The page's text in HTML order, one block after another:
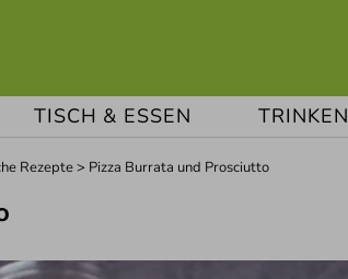
TISCH & ESSEN TRINKEN
Rezepte> Pizza Burrata und Prosciutto